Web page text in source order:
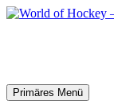
Zum
Suchen
Primäres Menü